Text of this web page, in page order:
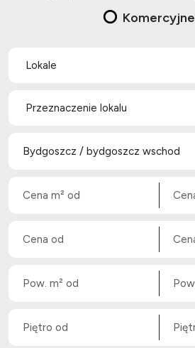
Komercyjne